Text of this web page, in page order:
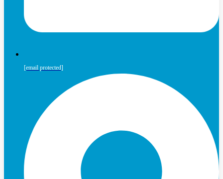
[email protected]